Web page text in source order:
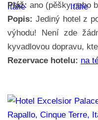
Pláž: ano (pěšky nebo
Popis: Jediný hotel z
výhodu! Není zde
kyvadlovou dopravu,
Rezervace hotelu: na